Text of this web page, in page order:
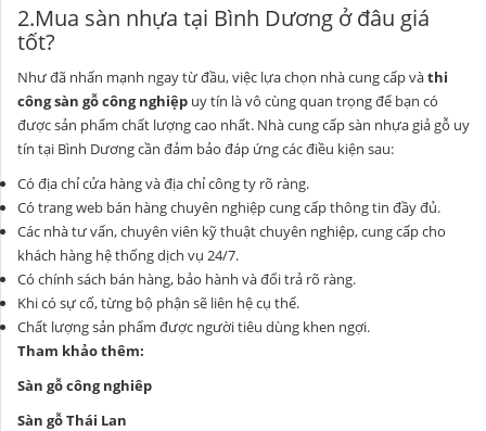
2.Mua sàn nhựa tại Bình Dương ở đâu giá
tốt?
Như đã nhấn mạnh ngay từ đầu, việc lựa chọn nhà cung cấp vàthi
công sàn gỗ công nghiệp uy tín là vô cùng quan trọng để bạn có
được sản phẩm chất lượng cao nhất. Nhà cung cấp sàn nhựa giả gỗ uy
tín tại Bình Dương cần đảm bảo đáp ứng các điều kiện sau:
Có địa chỉ cửa hàng và địa chỉ công ty rõ ràng.
Có trang web bán hàng chuyên nghiệp cung cấp thông tin đầy đủ.
Các nhà tư vấn, chuyên viên kỹ thuật chuyên nghiệp, cung cấp cho
khách hàng hệ thống dịch vụ 24/7.
Có chính sách bán hàng, bảo hành và đổi trả rõ ràng.
Khi có sự cố, từng bộ phận sẽ liên hệ cụ thể.
Chất lượng sản phẩm được người tiêu dùng khen ngợi.
Tham khảo thêm:
Sàn gỗ công nghiêp
Sàn gỗ Thái Lan